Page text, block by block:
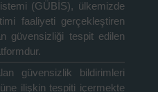
(GÜBİS), ülkemizde
faaliyeti gerçekleştiren
güvensizliği tespit edilen
güvensizlik bildirimleri
ilişkin tespiti içermekte